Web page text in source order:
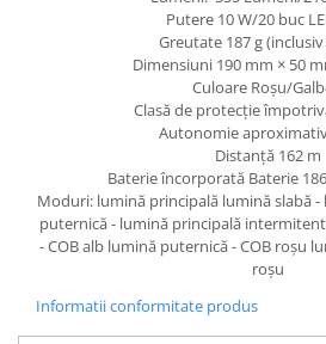
Putere 10 W/20 buc
Greutate 187 g
Dimensiuni 190 mm × 50
Culoare Roșu/
Clasă de protecție
Autonomie
Distanță 162 m
Baterie încorporată Baterie
Moduri: lumină principală lumină slabă
puternică - lumină principală
- COB alb lumină puternică - COB roșu
roșu
Informatii conformitate produs